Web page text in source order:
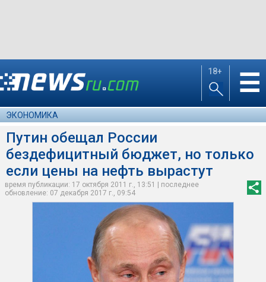
18+ ☰
ЭКОНОМИКА
Путин обещал России
бездефицитный бюджет, но только
если цены на нефть вырастут
время публикации: 17 октября 2011 г., 13:51 | последнее
обновление: 07 декабря 2017 г., 09:54